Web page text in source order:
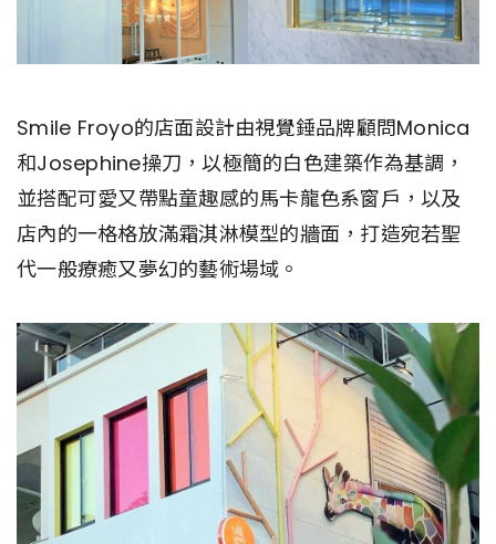
Smile Froyo的店面設計由視覺錘品牌顧問Monica
和Josephine操刀，以極簡的白色建築作為基調，
並搭配可愛又帶點童趣感的馬卡龍色系窗戶，以及
店內的一格格放滿霜淇淋模型的牆面，打造宛若聖
代一般療癒又夢幻的藝術場域。